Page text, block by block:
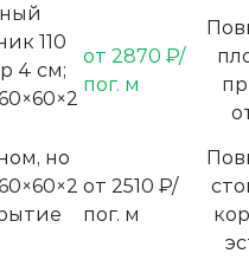
110
4 см;
от 2870 ₽/
пог. м
но
от 2510 ₽/
пог. м